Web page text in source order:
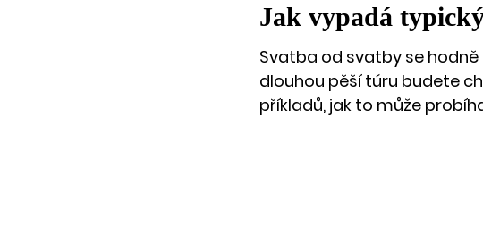
Jak vypadá
Svatba od svatby se
dlouhou pěší túru budete
příkladů, jak to může